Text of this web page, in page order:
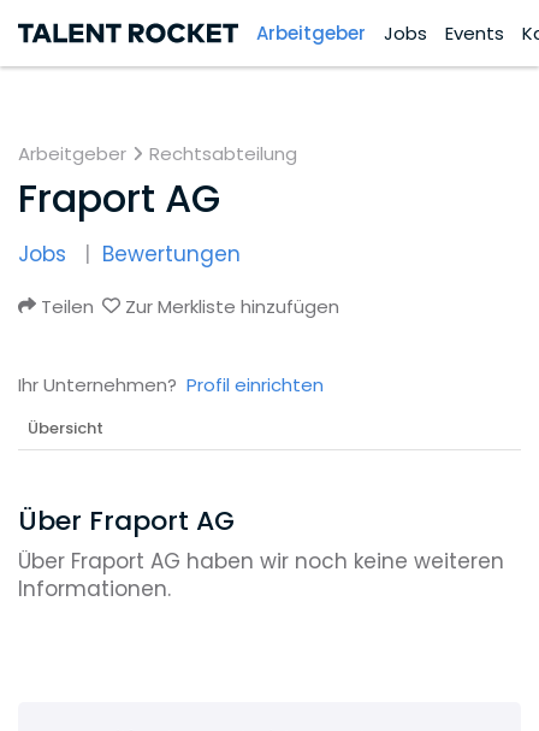
Arbeitgeber Jobs Events
Arbeitgeber Rechtsabteilung
Fraport AG
Jobs Bewertungen
Teilen Zur Merkliste hinzufügen
Ihr Unternehmen? Profil einrichten
Übersicht
Über Fraport AG
Über Fraport AG haben wir noch keine weiteren
Informationen.